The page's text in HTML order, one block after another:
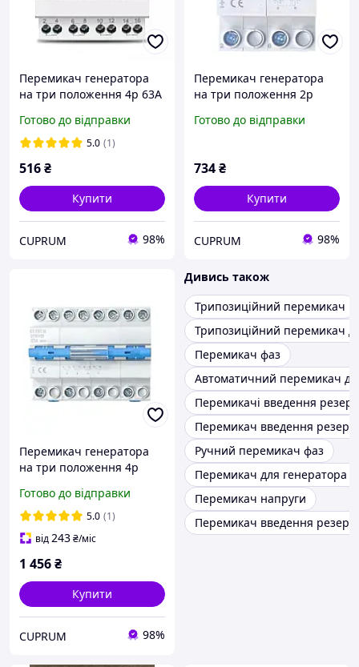
Перемикач генератора
на три положення 4р 63А
Готово до відправки
5.0 (1)
516₴
Купити
CUPRUM 98%
Перемикач генератора
на три положення 2р
Готово до відправки
734₴
Купити
CUPRUM 98%
Перемикач генератора
на три положення 4р
Готово до відправки
5.0 (1)
від243₴/міс
1 456₴
Купити
CUPRUM 98%
Дивись також
Трипозиційний перемикач
Трипозиційний перемикач
Перемикач фаз
Автоматичний перемикач
Перемикачі введення
Перемикач введення
Ручний перемикач фаз
Перемикач для генератора
Перемикач напруги
Перемикач введення